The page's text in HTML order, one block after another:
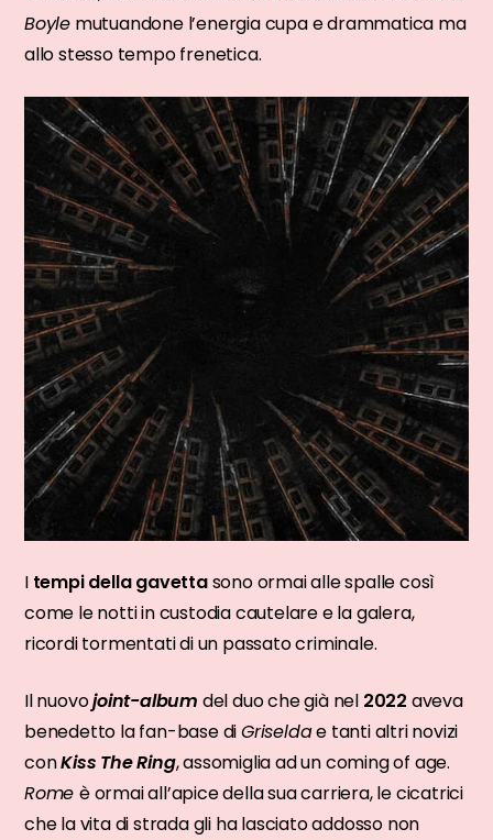
Boyle mutuandone l’energia cupa e drammatica ma
allo stesso tempo frenetica.
I tempi della gavettasono ormai alle spalle così
come le notti in custodia cautelare e la galera,
ricordi tormentati di un passato criminale.
Il nuovojoint-album del duo che già nel 2022 aveva
benedetto la fan-base diGriseldae tanti altri novizi
conKiss The Ring, assomiglia ad un coming of age.
Rome è ormai all’apice della sua carriera, le cicatrici
che la vita di strada gli ha lasciato addosso non